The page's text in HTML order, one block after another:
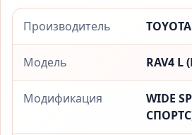
Производитель
Модель RAV4 L
Модификация
WIDE